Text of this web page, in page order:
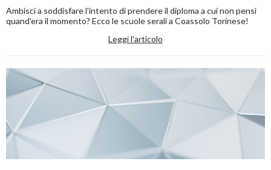
Ambisci a soddisfare l'intento di prendere il diploma a cui non pensi
quand'era il momento? Ecco le scuole serali a Coassolo Torinese!
Leggi l'articolo